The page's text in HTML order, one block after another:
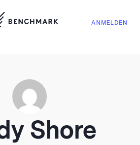
ANMELDEN
Shore